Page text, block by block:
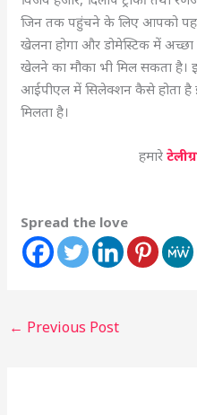
जिन तक पहुंचने के लिए आपको पहले
खेलना होगा और डोमेस्टिक में
खेलने का मौका भी मिल सकता है।
आईपीएल में सिलेक्शन कैसे होता है
मिलता है।
हमारे
Spread the love
← Previous Post